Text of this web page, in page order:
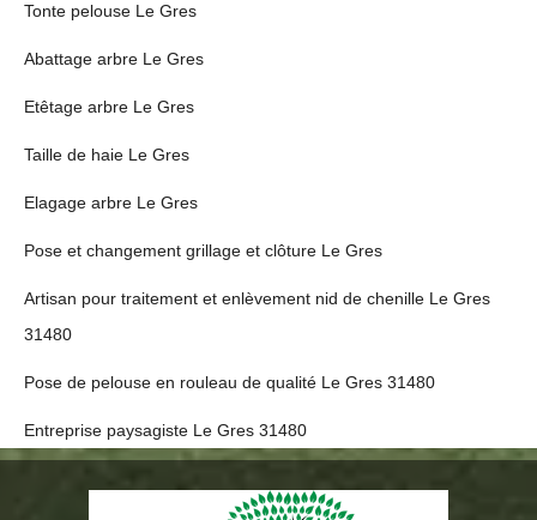
Tonte pelouse Le Gres
Abattage arbre Le Gres
Etêtage arbre Le Gres
Taille de haie Le Gres
Elagage arbre Le Gres
Pose et changement grillage et clôture Le Gres
Artisan pour traitement et enlèvement nid de chenille Le Gres
31480
Pose de pelouse en rouleau de qualité Le Gres 31480
Entreprise paysagiste Le Gres 31480